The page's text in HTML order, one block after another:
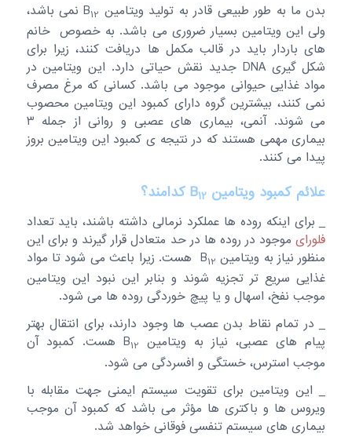
بدن ما به طور طبیعی قادر به تولید ویتامین B 12 نمی باشد،
ولی این ویتامین بسیار ضروری می باشد. به خصوص خانم
های باردار باید در قالب مکمل ها دریافت کنند، زیرا برای
شکل گیری DNA جدید نقش حیاتی دارد. این ویتامین در
مواد غذایی حیوانی موجود می باشد. کسانی که مرغ مصرف
نمی کنند، بیشترین گروه دارای کمبود این ویتامین محصوب
می شوند. آنمی، بیماری های عصبی و روانی از جمله 3
بیماری مهمی هستند که در نتیجه ی کمبود این ویتامین بروز
پیدا می کنند.
علائم کمبود ویتامین B 12 کدامند؟
_ برای اینکه روده ها عملکرد نرمالی داشته باشند، باید تعداد
فلورایموجود در روده ها در حد متعادل قرار گیرند و برای این
منظور نیاز به ویتامین B 12
هست. زیرا باعث می شود تا مواد
غذایی سریع تر تجزیه شوند و بنابر این نبود این ویتامین
موجب نفخ، اسهال و یا پیچ خوردگی روده ها می شود.
_ در تمام نقاط بدن عصب ها وجود دارند، برای انتقال بهتر
پیام های عصبی، نیاز به ویتامین B 12
هست. کمبود آن
موجب استرس، خستگی و افسردگی می شود.
_ این ویتامین برای تقویت سیستم ایمنی جهت مقابله با
ویروس ها و باکتری ها مؤثر می باشد که کمبود آن موجب
بیماری های سیستم تنفسی فوقانی خواهد شد.